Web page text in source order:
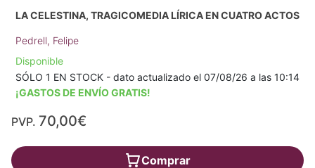
LA CELESTINA, TRAGICOMEDIA LÍRICA EN CUATRO ACTOS
Pedrell, Felipe
Disponible
SÓLO 1 EN STOCK - dato actualizado el 07/08/26 a las 10:14
¡GASTOS DE ENVÍO GRATIS!
PVP. 70,00€
Comprar